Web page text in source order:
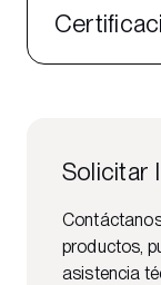
Solicitar
productos,
asistencia